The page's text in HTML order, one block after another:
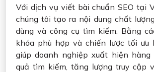
Với dịch vụ viết bài chuẩn SEO tại
chúng tôi tạo ra nội dung chất
dùng và công cụ tìm kiếm. Bằng
khóa phù hợp và chiến lược tối ưu
giúp doanh nghiệp xuất hiện
quả tìm kiếm, tăng lượng truy cập